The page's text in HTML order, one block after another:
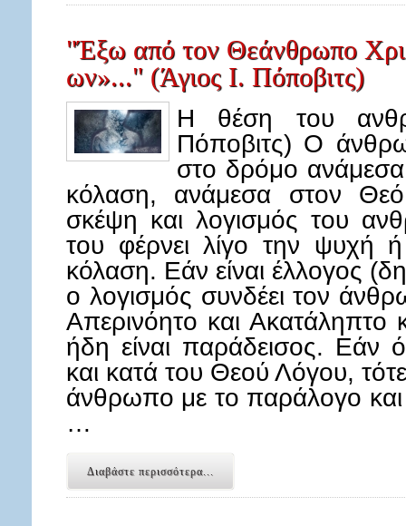
"Έξω από τον Θεάνθρωπο
ων»..." (Άγιος Ι. Πόποβιτς)
Η θέση του
Πόποβιτς) Ο
στο δρόμο
κόλαση, ανάμεσα στον
σκέψη και λογισμός του
του φέρνει λίγο την ψυχή
κόλαση. Εάν είναι έλλογος
ο λογισμός συνδέει τον
Απερινόητο και
ήδη είναι παράδεισος. Εάν
και κατά του Θεού Λόγου,
άνθρωπο με το παράλογο
…
Διαβάστε περισσότερα...